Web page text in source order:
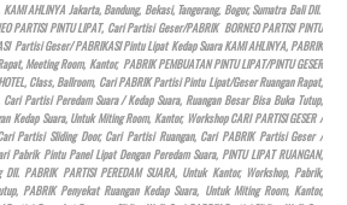
AHLINYA Jakarta, Bandung, Bekasi, Tangerang, Bogor, Sumatra Bali Dll.
PARTISI PINTU LIPAT, Cari Partisi Geser/PABRIK BORNEO PARTISI PINTU
Partisi Geser/ PABRIKASI Pintu Lipat Kedap Suara KAMI AHLINYA, PABRIK
Meeting Room, Kantor, PABRIK PEMBUATAN PINTU LIPAT/PINTU GESER
, Class, Ballroom, Cari PABRIK Partisi Pintu Lipat/Geser Ruangan Rapat,
Partisi Peredam Suara / Kedap Suara, Ruangan Besar Bisa Buka Tutup,
Kedap Suara, Untuk Miting Room, Kantor, Workshop CARI PARTISI GESER /
Cari Partisi Sliding Door, Cari Partisi Ruangan, Cari PABRIK Partisi Geser /
Pabrik Pintu Panel Lipat Dengan Peredam Suara, PINTU LIPAT RUANGAN,
PABRIK PARTISI PEREDAM SUARA, Untuk Kantor, Workshop, Pabrik,
PABRIK Penyekat Ruangan Kedap Suara, Untuk Miting Room, Kantor,